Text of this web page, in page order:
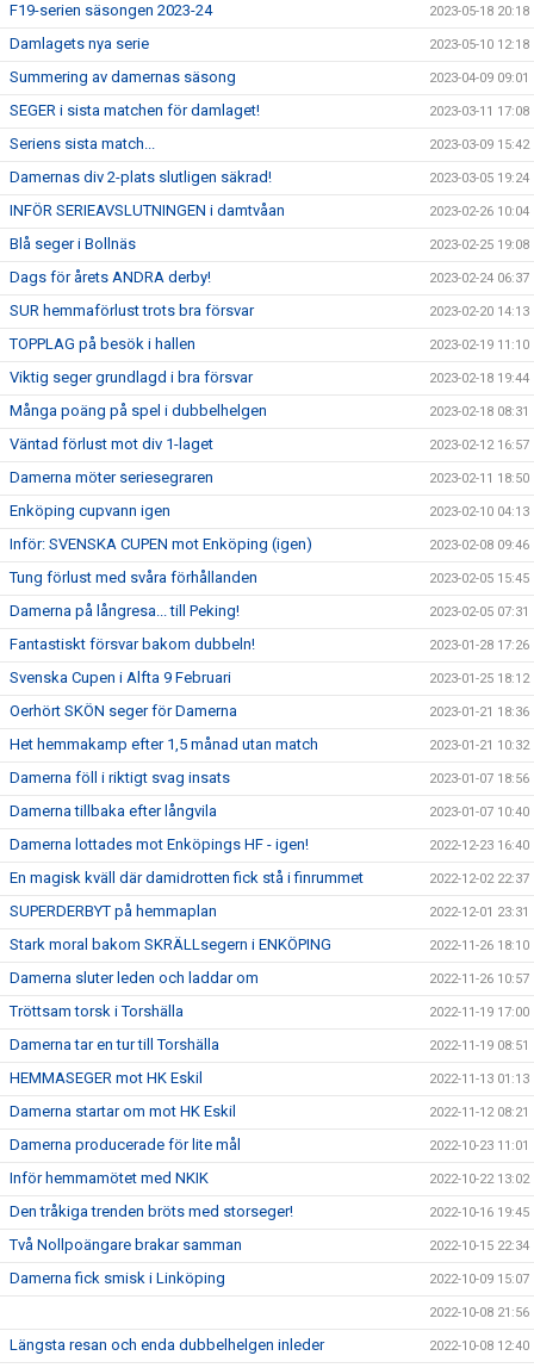
F19-serien säsongen 2023-24 2023-05-18 20:18
Damlagets nya serie 2023-05-10 12:18
Summering av damernas säsong 2023-04-09 09:01
SEGER i sista matchen för damlaget! 2023-03-11 17:08
Seriens sista match... 2023-03-09 15:42
Damernas div 2-plats slutligen säkrad! 2023-03-05 19:24
INFÖR SERIEAVSLUTNINGEN i damtvåan 2023-02-26 10:04
Blå seger i Bollnäs 2023-02-25 19:08
Dags för årets ANDRA derby! 2023-02-24 06:37
SUR hemmaförlust trots bra försvar 2023-02-20 14:13
TOPPLAG på besök i hallen 2023-02-19 11:10
Viktig seger grundlagd i bra försvar 2023-02-18 19:44
Många poäng på spel i dubbelhelgen 2023-02-18 08:31
Väntad förlust mot div 1-laget 2023-02-12 16:57
Damerna möter seriesegraren 2023-02-11 18:50
Enköping cupvann igen 2023-02-10 04:13
Inför: SVENSKA CUPEN mot Enköping (igen) 2023-02-08 09:46
Tung förlust med svåra förhållanden 2023-02-05 15:45
Damerna på långresa... till Peking! 2023-02-05 07:31
Fantastiskt försvar bakom dubbeln! 2023-01-28 17:26
Svenska Cupen i Alfta 9 Februari 2023-01-25 18:12
Oerhört SKÖN seger för Damerna 2023-01-21 18:36
Het hemmakamp efter 1,5 månad utan match 2023-01-21 10:32
Damerna föll i riktigt svag insats 2023-01-07 18:56
Damerna tillbaka efter långvila 2023-01-07 10:40
Damerna lottades mot Enköpings HF - igen! 2022-12-23 16:40
En magisk kväll där damidrotten fick stå i finrummet 2022-12-02 22:37
SUPERDERBYT på hemmaplan 2022-12-01 23:31
Stark moral bakom SKRÄLLsegern i ENKÖPING 2022-11-26 18:10
Damerna sluter leden och laddar om 2022-11-26 10:57
Tröttsam torsk i Torshälla 2022-11-19 17:00
Damerna tar en tur till Torshälla 2022-11-19 08:51
HEMMASEGER mot HK Eskil 2022-11-13 01:13
Damerna startar om mot HK Eskil 2022-11-12 08:21
Damerna producerade för lite mål 2022-10-23 11:01
Inför hemmamötet med NKIK 2022-10-22 13:02
Den tråkiga trenden bröts med storseger! 2022-10-16 19:45
Två Nollpoängare brakar samman 2022-10-15 22:34
Damerna fick smisk i Linköping 2022-10-09 15:07
2022-10-08 21:56
Längsta resan och enda dubbelhelgen inleder 2022-10-08 12:40